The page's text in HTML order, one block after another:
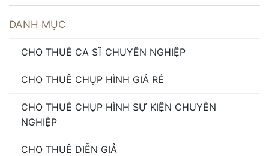
DANH MỤC
CHO THUÊ CA SĨ CHUYÊN NGHIỆP
CHO THUÊ CHỤP HÌNH GIÁ RẺ
CHO THUÊ CHỤP HÌNH SỰ KIỆN CHUYÊN
NGHIỆP
CHO THUÊ DIỄN GIẢ